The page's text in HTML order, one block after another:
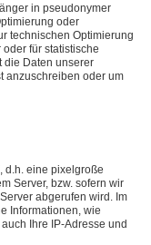
in pseudonymer
oder
technischen Optimierung
für statistische
die Daten unserer
anzuschreiben oder um
d.h. eine pixelgroße
Server, bzw. sofern wir
abgerufen wird. Im
Informationen, wie
Ihre IP-Adresse und